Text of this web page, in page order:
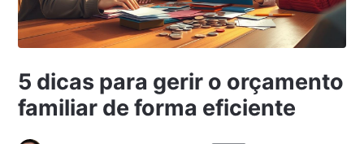
5 dicas para gerir o orçamento
familiar de forma eficiente